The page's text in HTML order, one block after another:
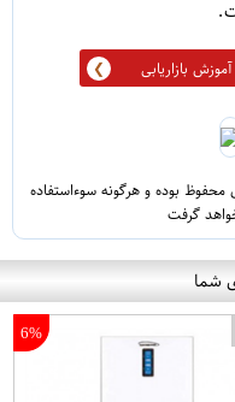
آموزش بازاریابی
محفوظ بوده و هرگونه سوءاستفاده
گرفت
شما
6%